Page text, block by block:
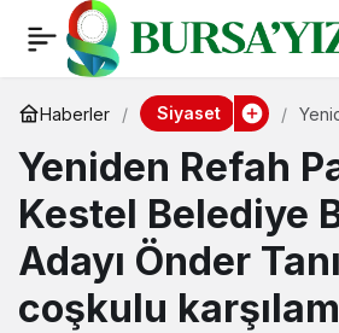
Haberler Siyaset
Yeniden Refah
Kestel Belediye
Adayı Önder
coşkulu